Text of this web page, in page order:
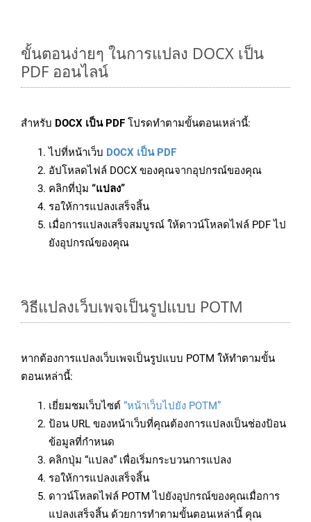
ขั้นตอนง่ายๆ ในการแปลง DOCX เป็น
PDF ออนไลน์
สำหรับ DOCX เป็น PDF โปรดทำตามขั้นตอนเหล่านี้:
ไปที่หน้าเว็บ DOCX เป็น PDF
อัปโหลดไฟล์ DOCX ของคุณจากอุปกรณ์ของคุณ
คลิกที่ปุ่ม “แปลง”
รอให้การแปลงเสร็จสิ้น
เมื่อการแปลงเสร็จสมบูรณ์ ให้ดาวน์โหลดไฟล์ PDF ไป
ยังอุปกรณ์ของคุณ
วิธีแปลงเว็บเพจเป็นรูปแบบ POTM
หากต้องการแปลงเว็บเพจเป็นรูปแบบ POTM ให้ทำตามขั้น
ตอนเหล่านี้:
เยี่ยมชมเว็บไซต์ “หน้าเว็บไปยัง POTM”
ป้อน URL ของหน้าเว็บที่คุณต้องการแปลงเป็นช่องป้อน
ข้อมูลที่กำหนด
คลิกปุ่ม “แปลง” เพื่อเริ่มกระบวนการแปลง
รอให้การแปลงเสร็จสิ้น
ดาวน์โหลดไฟล์ POTM ไปยังอุปกรณ์ของคุณเมื่อการ
แปลงเสร็จสิ้น ด้วยการทำตามขั้นตอนเหล่านี้ คุณ